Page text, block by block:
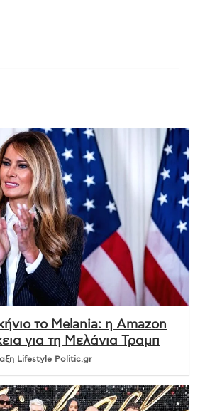
το Melania: η Amazon
για τη Μελάνια Τραμπ
Lifestyle Politic.gr